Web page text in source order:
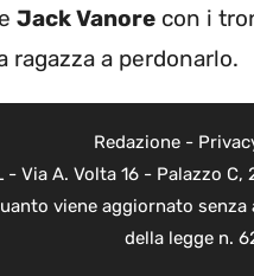
Jack Vanore con i
ragazza a perdonarlo.
Redazione-
Via A. Volta 16 - Palazzo
viene aggiornato
della legge n.